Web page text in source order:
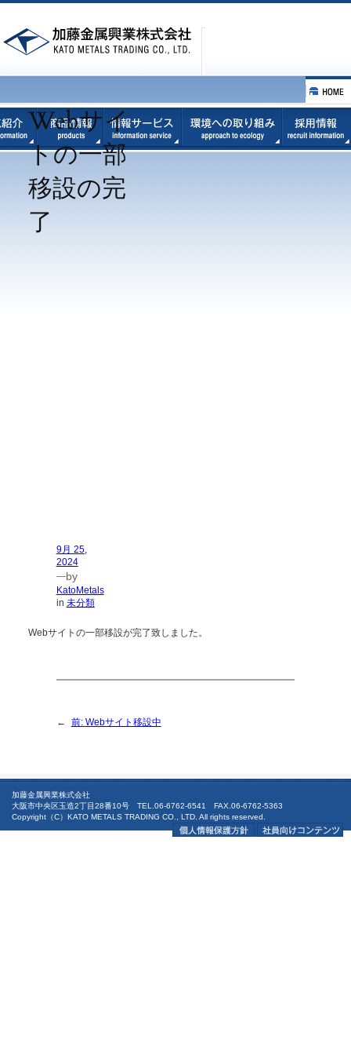
内
を
プ
Webサイ
トの一部
移設の完
了
9月 25,
2024
—by
KatoMetals
in 未分類
Webサイトの一部移設が完了致しました。
← 前: Webサイト移設中
加藤金属興業株式会社
大阪市中央区玉造2丁目28番10号 TEL.06-6762-6541 FAX.06-6762-5363
Copyright（C）KATO METALS TRADING CO., LTD. All rights reserved.